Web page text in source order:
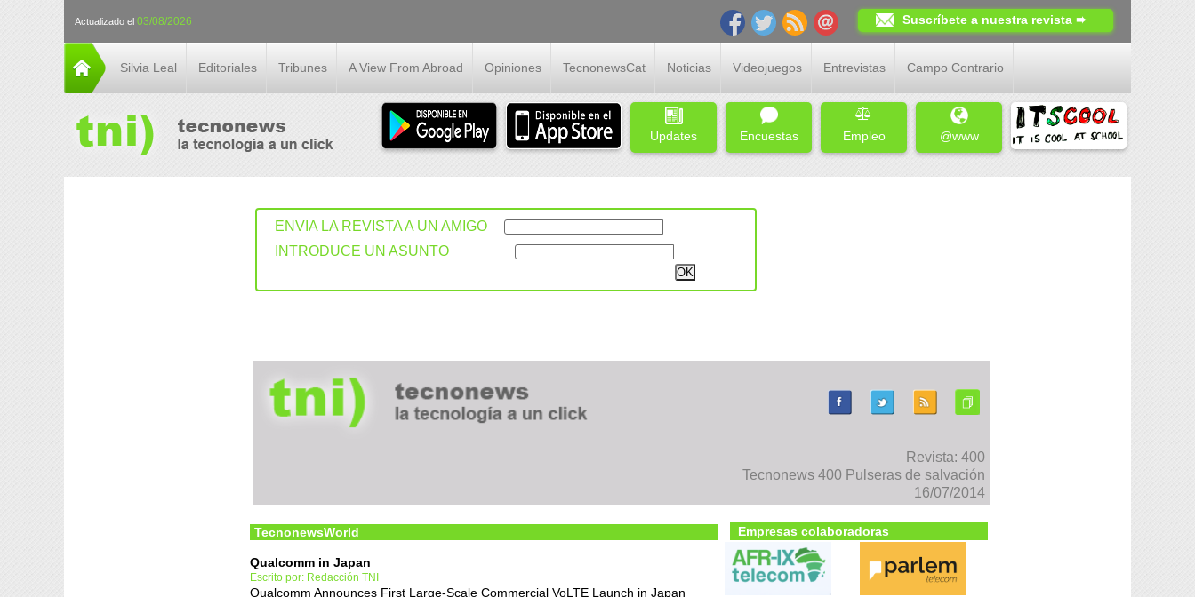
Actualizado el 03/08/2026 Suscríbete a nuestra revista ➨
Silvia Leal Editoriales Tribunes A View From Abroad Opiniones TecnonewsCat Noticias Videojuegos Entrevistas Campo Contrario
Updates Encuestas Empleo @www
ENVIA LA REVISTA A UN AMIGO
INTRODUCE UN ASUNTO
Revista: 400
Tecnonews 400 Pulseras de salvación
16/07/2014
TecnonewsWorld
Qualcomm in Japan
Escrito por: Redacción TNI
Qualcomm Announces First Large-Scale Commercial VoLTE Launch in Japan
Empresas colaboradoras